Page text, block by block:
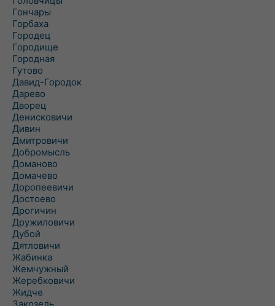
Гончары
Горбаха
Городец
Городище
Городная
Гутово
Давид-Городок
Дарево
Дворец
Денисковичи
Дивин
Дмитровичи
Добромысль
Доманово
Домачево
Доропеевичи
Достоево
Дрогичин
Дружиловичи
Дубой
Дятловичи
Жабинка
Жемчужный
Жеребковичи
Жидче